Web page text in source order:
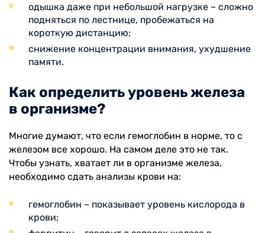
одышка даже при небольшой нагрузке – сложно
подняться по лестнице, пробежаться на
короткую дистанцию;
снижение концентрации внимания, ухудшение
памяти.
Как определить уровень железа
в организме?
Многие думают, что если гемоглобин в норме, то с
железом все хорошо. На самом деле это не так.
Чтобы узнать, хватает ли в организме железа,
необходимо сдать анализы крови на:
гемоглобин – показывает уровень кислорода в
крови;